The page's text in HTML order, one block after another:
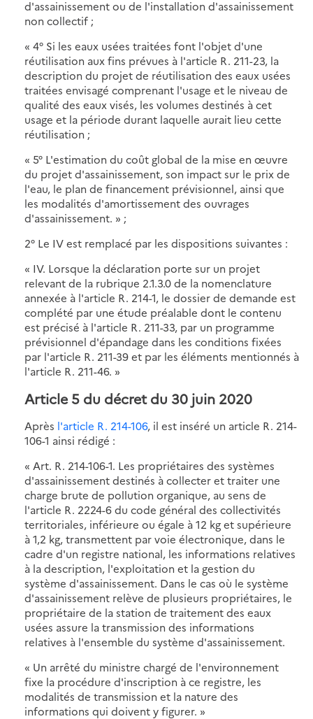
d'assainissement ou de l'installation d'assainissement
non collectif ;
« 4° Si les eaux usées traitées font l'objet d'une
réutilisation aux fins prévues à l'article R. 211-23, la
description du projet de réutilisation des eaux usées
traitées envisagé comprenant l'usage et le niveau de
qualité des eaux visés, les volumes destinés à cet
usage et la période durant laquelle aurait lieu cette
réutilisation ;
« 5° L'estimation du coût global de la mise en œuvre
du projet d'assainissement, son impact sur le prix de
l'eau, le plan de financement prévisionnel, ainsi que
les modalités d'amortissement des ouvrages
d'assainissement. » ;
2° Le IV est remplacé par les dispositions suivantes :
« IV. Lorsque la déclaration porte sur un projet
relevant de la rubrique 2.1.3.0 de la nomenclature
annexée à l'article R. 214-1, le dossier de demande est
complété par une étude préalable dont le contenu
est précisé à l'article R. 211-33, par un programme
prévisionnel d'épandage dans les conditions fixées
par l'article R. 211-39 et par les éléments mentionnés à
l'article R. 211-46. »
Article 5 du décret du 30 juin 2020
Après l'article R. 214-106, il est inséré un article R. 214-
106-1 ainsi rédigé :
« Art. R. 214-106-1. Les propriétaires des systèmes
d'assainissement destinés à collecter et traiter une
charge brute de pollution organique, au sens de
l'article R. 2224-6 du code général des collectivités
territoriales, inférieure ou égale à 12 kg et supérieure
à 1,2 kg, transmettent par voie électronique, dans le
cadre d'un registre national, les informations relatives
à la description, l'exploitation et la gestion du
système d'assainissement. Dans le cas où le système
d'assainissement relève de plusieurs propriétaires, le
propriétaire de la station de traitement des eaux
usées assure la transmission des informations
relatives à l'ensemble du système d'assainissement.
« Un arrêté du ministre chargé de l'environnement
fixe la procédure d'inscription à ce registre, les
modalités de transmission et la nature des
informations qui doivent y figurer. »